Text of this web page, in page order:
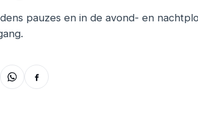
pauzes en in de avond- en